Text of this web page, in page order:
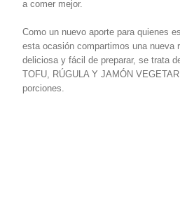
a comer mejor.
Como un nuevo aporte para quienes
esta ocasión compartimos una nueva
deliciosa y fácil de preparar, se trata
TOFU, RÚGULA Y JAMÓN
porciones.